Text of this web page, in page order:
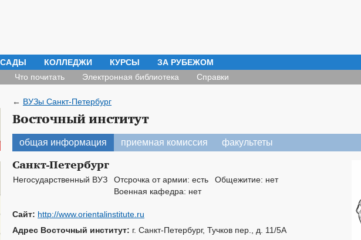
САДЫ КОЛЛЕДЖИ КУРСЫ ЗА РУБЕЖОМ
Что почитать Электронная библиотека Справки
← ВУЗы Санкт-Петербург
Восточный институт
общая информация приемная комиссия факультеты
Санкт-Петербург
Негосударственный ВУЗ Отсрочка от армии: есть
Общежитие: нет
Военная кафедра: нет
Сайт: http://www.orientalinstitute.ru
Адрес Восточный институт: г. Санкт-Петербург, Тучков пер., д. 11/5А